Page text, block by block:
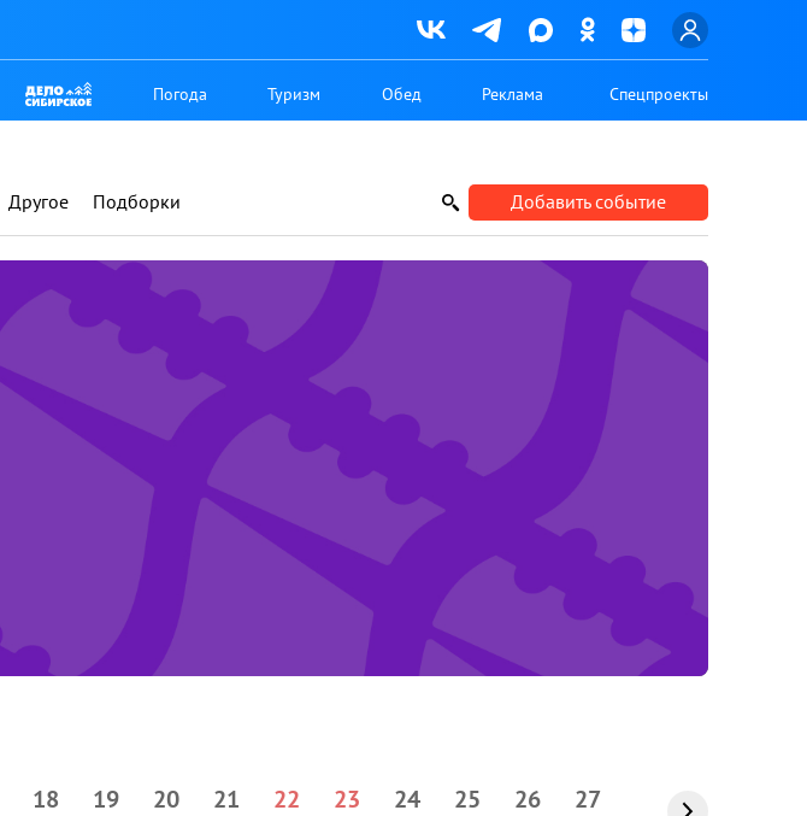
Погода Туризм Обед Реклама Спецпроекты
Другое Подборки Добавить событие
18 19 20 21 22 23 24 25 26 27